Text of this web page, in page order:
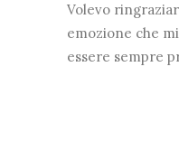
Volevo
emozione che
essere sempre